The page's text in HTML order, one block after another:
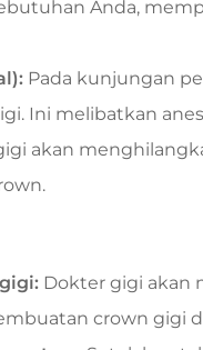
Anda,
Pada kunjungan
Ini melibatkan
akan
Dokter gigi akan
crown gigi